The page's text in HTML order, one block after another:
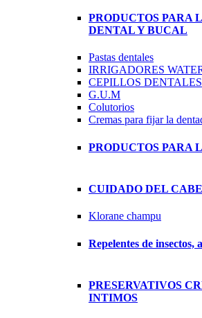
PRODUCTOS PARA
DENTAL Y BUCAL
Pastas dentales
IRRIGADORES
CEPILLOS DENTALES
G.U.M
Colutorios
Cremas para fijar la
PRODUCTOS PARA
CUIDADO DEL
Klorane champu
Repelentes de insectos,
PRESERVATIVOS
INTIMOS